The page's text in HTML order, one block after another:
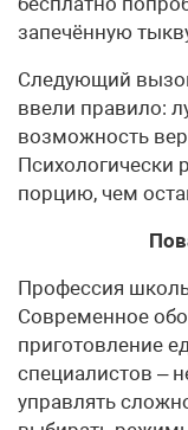
запечённую
Следующий
ввели правило:
возможность
Психологически
порцию, чем
Профессия
Современное
приготовление
специалистов –
управлять